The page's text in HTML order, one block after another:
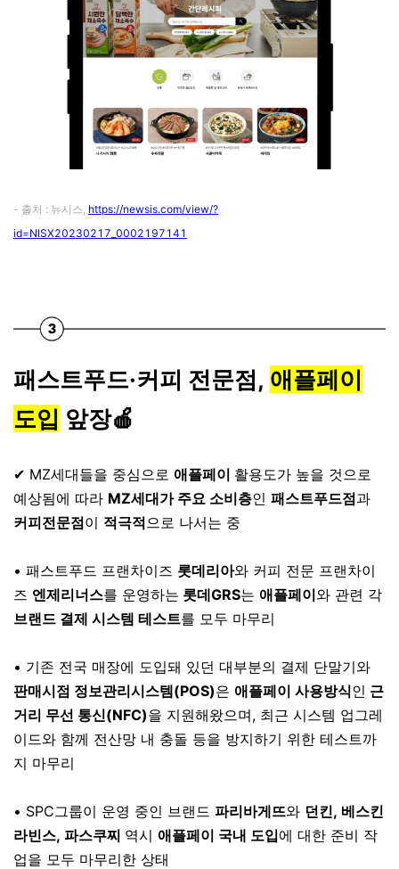
- 출처 : 뉴시스, https://newsis.com/view/?
id=NISX20230217_0002197141
패스트푸드·커피 전문점, 애플페이
도입 앞장🍎
✔ MZ세대들을 중심으로 애플페이 활용도가 높을 것으로
예상됨에 따라 MZ세대가 주요 소비층인 패스트푸드점과
커피전문점이 적극적으로 나서는 중
• 패스트푸드 프랜차이즈 롯데리아와 커피 전문 프랜차이
즈 엔제리너스를 운영하는 롯데GRS는 애플페이와 관련 각
브랜드 결제 시스템 테스트를 모두 마무리
• 기존 전국 매장에 도입돼 있던 대부분의 결제 단말기와
판매시점 정보관리시스템(POS)은 애플페이 사용방식인 근
거리 무선 통신(NFC)을 지원해왔으며, 최근 시스템 업그레
이드와 함께 전산망 내 충돌 등을 방지하기 위한 테스트까
지 마무리
• SPC그룹이 운영 중인 브랜드 파리바게뜨와 던킨, 베스킨
라빈스, 파스쿠찌 역시 애플페이 국내 도입에 대한 준비 작
업을 모두 마무리한 상태